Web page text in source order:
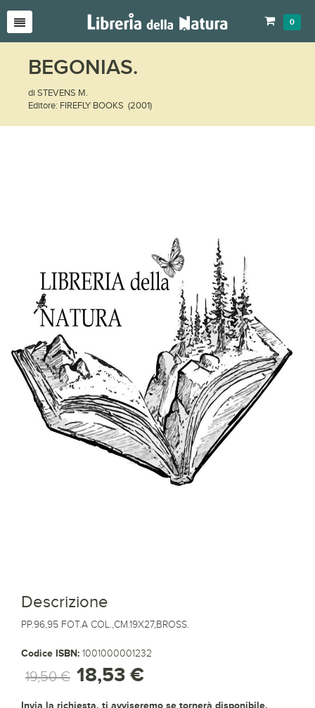
0
BEGONIAS.
di STEVENS M.
Editore: FIREFLY BOOKS (2001)
Descrizione
PP.96,95 FOT.A COL.,CM.19X27,BROSS.
Codice ISBN: 1001000001232
19,50 € 18,53 €
Invia la richiesta, ti avviseremo se tornerà disponibile.